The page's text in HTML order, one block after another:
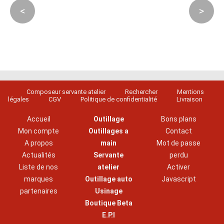
< >
Composeur servante atelier Rechercher
Mentions
légales
CGV Politique de confidentialité Livraison
Accueil
Mon compte
A propos
Actualités
Liste de nos
marques
partenaires
Outillage
Outillages a
main
Servante
atelier
Outillage auto
Usinage
Boutique Beta
E.P.I
Bons plans
Contact
Mot de passe
perdu
Activer
Javascript